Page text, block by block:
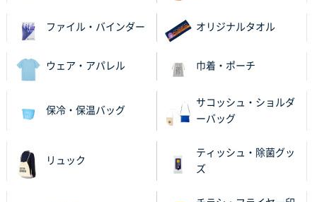
千葉県M社様
ワンポイント箔押し紙袋 Sサイズ(A5対応)
2025年11月06日 14:57
営業ご担当者さまより、ご丁寧なサポートをいただ
進められました。
【ポリ袋】特別ご注文ページ
3000枚
昨年利用した時に、納期と金額面でかなり業者さんを
ファイル・バインダー オリジナルタオル
ウェア・アパレル 巾着・ポーチ
保冷・保温バッグ
サコッシュ・ショルダ
ーバッグ
リュック
ティッシュ・除菌グッ
ズ